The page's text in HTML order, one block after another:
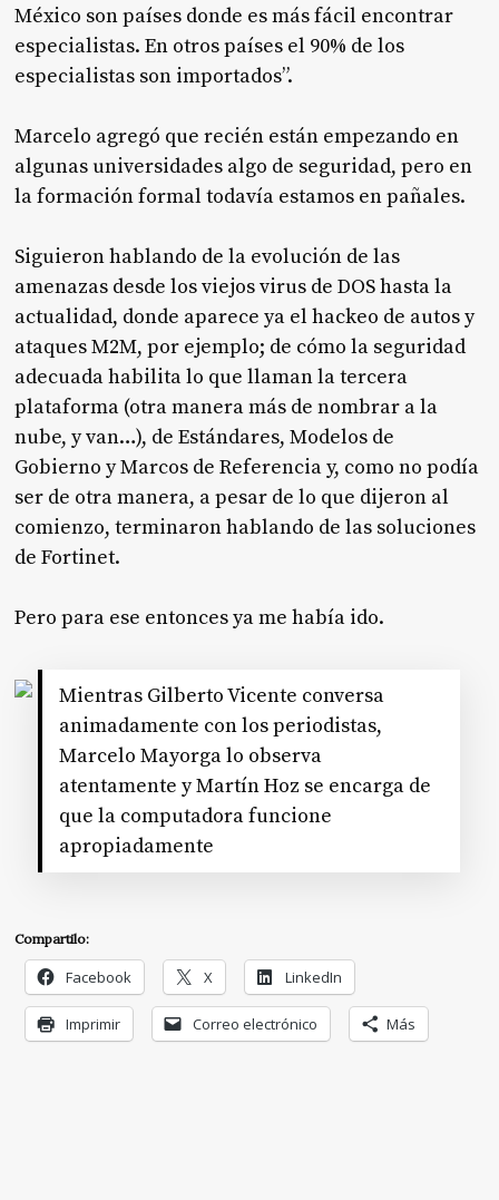
México son países donde es más fácil encontrar
especialistas. En otros países el 90% de los
especialistas son importados”.
Marcelo agregó que recién están empezando en
algunas universidades algo de seguridad, pero en
la formación formal todavía estamos en pañales.
Siguieron hablando de la evolución de las
amenazas desde los viejos virus de DOS hasta la
actualidad, donde aparece ya el hackeo de autos y
ataques M2M, por ejemplo; de cómo la seguridad
adecuada habilita lo que llaman la tercera
plataforma (otra manera más de nombrar a la
nube, y van…), de Estándares, Modelos de
Gobierno y Marcos de Referencia y, como no podía
ser de otra manera, a pesar de lo que dijeron al
comienzo, terminaron hablando de las soluciones
de Fortinet.
Pero para ese entonces ya me había ido.
Mientras Gilberto Vicente conversa
animadamente con los periodistas,
Marcelo Mayorga lo observa
atentamente y Martín Hoz se encarga de
que la computadora funcione
apropiadamente
Compartilo:
Facebook X LinkedIn
Imprimir Correo electrónico Más